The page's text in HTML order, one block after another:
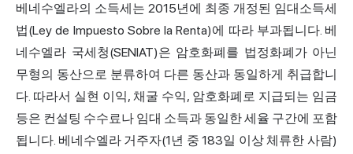
베네수엘라의 소득세는 2015년에 최종 개정된 임대소득세
법(Ley de Impuesto Sobre la Renta)에 따라 부과됩니다. 베
네수엘라 국세청(SENIAT)은 암호화폐를 법정화폐가 아닌
무형의 동산으로 분류하여 다른 동산과 동일하게 취급합니
다. 따라서 실현 이익, 채굴 수익, 암호화폐로 지급되는 임금
등은 컨설팅 수수료나 임대 소득과 동일한 세율 구간에 포함
됩니다. 베네수엘라 거주자(1년 중 183일 이상 체류한 사람)